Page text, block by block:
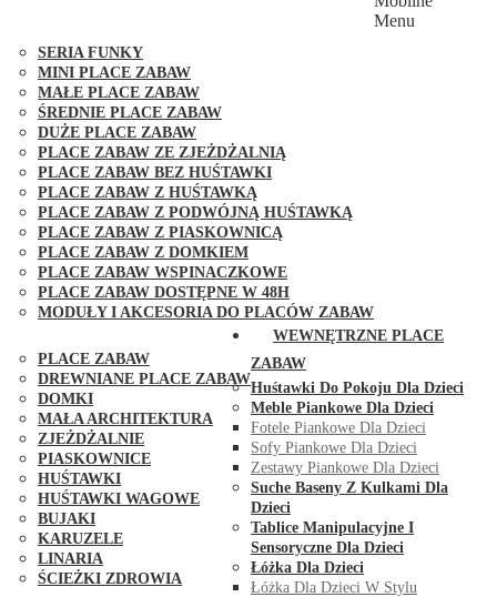
SERIA FUNKY
MINI PLACE ZABAW
MAŁE PLACE ZABAW
ŚREDNIE PLACE ZABAW
DUŻE PLACE ZABAW
PLACE ZABAW ZE ZJEŻDŻALNIĄ
PLACE ZABAW BEZ HUŚTAWKI
PLACE ZABAW Z HUŚTAWKĄ
PLACE ZABAW Z PODWÓJNĄ HUŚTAWKĄ
PLACE ZABAW Z PIASKOWNICĄ
PLACE ZABAW Z DOMKIEM
PLACE ZABAW WSPINACZKOWE
PLACE ZABAW DOSTĘPNE W 48H
MODUŁY I AKCESORIA DO PLACÓW ZABAW
PLACE ZABAW
DREWNIANE PLACE ZABAW
DOMKI
MAŁA ARCHITEKTURA
ZJEŻDŻALNIE
PIASKOWNICE
HUŚTAWKI
HUŚTAWKI WAGOWE
BUJAKI
KARUZELE
LINARIA
ŚCIEŻKI ZDROWIA
Menu
WEWNĘTRZNE PLACE
ZABAW
Huśtawki Do Pokoju Dla Dzieci
Meble Piankowe Dla Dzieci
Fotele Piankowe Dla Dzieci
Sofy Piankowe Dla Dzieci
Zestawy Piankowe Dla Dzieci
Suche Baseny Z Kulkami Dla
Dzieci
Tablice Manipulacyjne I
Sensoryczne Dla Dzieci
Łóżka Dla Dzieci
Łóżka Dla Dzieci W Stylu